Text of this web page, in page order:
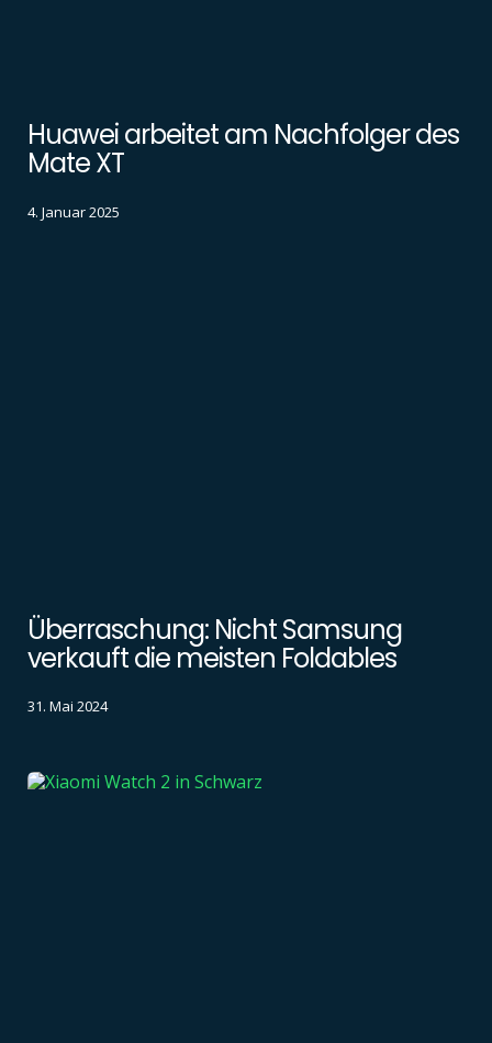
Huawei arbeitet am Nachfolger des
Mate XT
4. Januar 2025
Überraschung: Nicht Samsung
verkauft die meisten Foldables
31. Mai 2024